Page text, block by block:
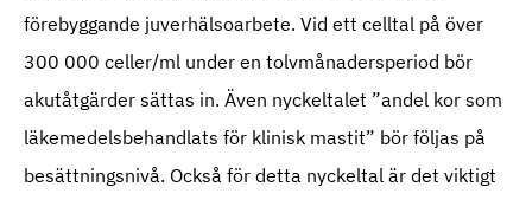
förebyggande juverhälsoarbete. Vid ett celltal på över
300 000 celler/ml under en tolvmånadersperiod bör
akutåtgärder sättas in. Även nyckeltalet ”andel kor som
läkemedelsbehandlats för klinisk mastit” bör följas på
besättningsnivå. Också för detta nyckeltal är det viktigt